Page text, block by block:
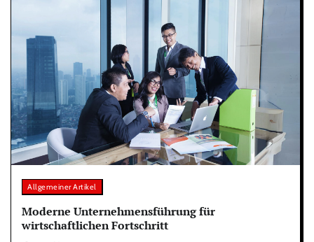
Allgemeiner Artikel
Moderne Unternehmensführung für
wirtschaftlichen Fortschritt